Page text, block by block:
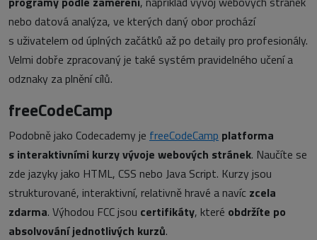
nebo datová analýza, ve kterých daný obor prochází
s uživatelem od úplných začátků až po detaily pro profesionály.
Velmi dobře zpracovaný je také systém pravidelného učení a
odznaky za plnění cílů.
freeCodeCamp
Podobně jako Codecademy je freeCodeCamp platforma
s interaktivními kurzy vývoje webových stránek. Naučíte se
zde jazyky jako HTML, CSS nebo Java Script. Kurzy jsou
strukturované, interaktivní, relativně hravé a navíc zcela
zdarma. Výhodou FCC jsou certifikáty, které obdržíte po
absolvování jednotlivých kurzů.